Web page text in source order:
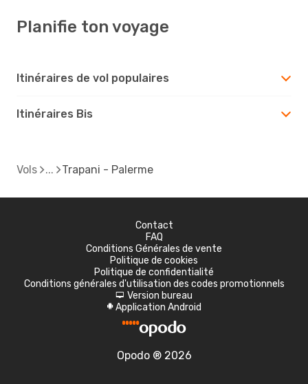
Planifie ton voyage
Itinéraires de vol populaires
Itinéraires Bis
Vols Trapani - Palerme
Contact
FAQ
Conditions Générales de vente
Politique de cookies
Politique de confidentialité
Conditions générales d'utilisation des codes promotionnels
d Version bureau
A Application Android
Opodo ® 2026